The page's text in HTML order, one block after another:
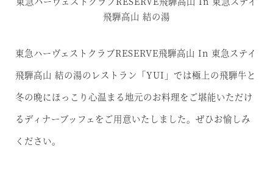
飛騨高山 結の湯
東急ハーヴェストクラブRESERVE飛騨高山 In 東急ステイ
飛騨高山 結の湯のレストラン「YUI」では極上の飛騨牛と
冬の晩にほっこり心温まる地元のお料理をご堪能いただけ
るディナーブッフェをご用意いたしました。ぜひお愉しみ
ください。